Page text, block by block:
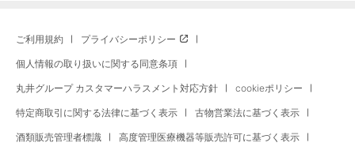
ご利用規約 プライバシーポリシー
個人情報の取り扱いに関する同意条項
丸井グループ カスタマーハラスメント対応方針 cookieポリシー
特定商取引に関する法律に基づく表示 古物営業法に基づく表示
酒類販売管理者標識 高度管理医療機器等販売許可に基づく表示